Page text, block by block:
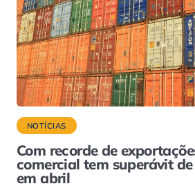
NOTÍCIAS
Com recorde de
comercial tem superávit de
em abril